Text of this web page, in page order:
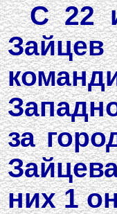
С 22
за
них 1